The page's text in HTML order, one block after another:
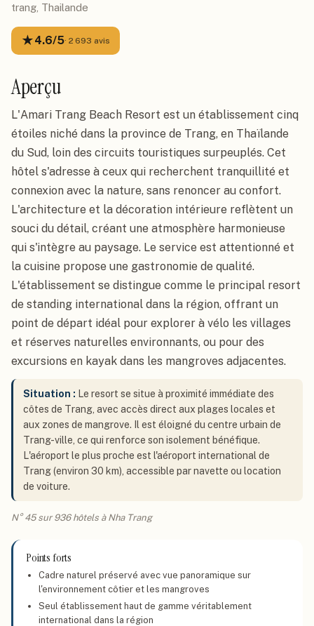
trang, Thailande
★4.6/5· 2 693 avis
Aperçu
L'Amari Trang Beach Resort est un établissement cinq
étoiles niché dans la province de Trang, en Thaïlande
du Sud, loin des circuits touristiques surpeuplés. Cet
hôtel s'adresse à ceux qui recherchent tranquillité et
connexion avec la nature, sans renoncer au confort.
L'architecture et la décoration intérieure reflètent un
souci du détail, créant une atmosphère harmonieuse
qui s'intègre au paysage. Le service est attentionné et
la cuisine propose une gastronomie de qualité.
L'établissement se distingue comme le principal resort
de standing international dans la région, offrant un
point de départ idéal pour explorer à vélo les villages
et réserves naturelles environnants, ou pour des
excursions en kayak dans les mangroves adjacentes.
Situation : Le resort se situe à proximité immédiate des
côtes de Trang, avec accès direct aux plages locales et
aux zones de mangrove. Il est éloigné du centre urbain de
Trang-ville, ce qui renforce son isolement bénéfique.
L'aéroport le plus proche est l'aéroport international de
Trang (environ 30 km), accessible par navette ou location
de voiture.
N° 45 sur 936 hôtels à Nha Trang
Points forts
Cadre naturel préservé avec vue panoramique sur
l'environnement côtier et les mangroves
Seul établissement haut de gamme véritablement
international dans la région